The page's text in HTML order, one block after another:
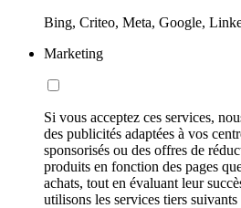
Bing, Criteo, Meta, Google,
Marketing
Si vous acceptez ces services,
des publicités adaptées à vos
sponsorisés ou des offres de
produits en fonction des pages
achats, tout en évaluant leur
utilisons les services tiers